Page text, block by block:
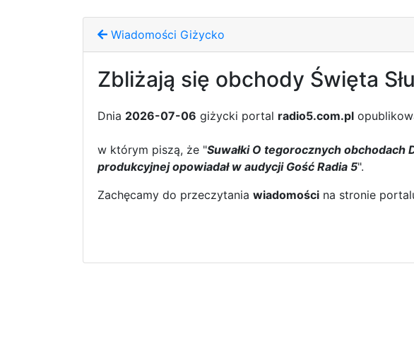
Wiadomości Giżycko
Zbliżają się obchody Święta
Dnia 2026-07-06 giżycki portal radio5.com.pl
w którym piszą, że "Suwałki O tegorocznych obchodach
produkcyjnej opowiadał w audycji Gość Radia 5".
Zachęcamy do przeczytania wiadomości na stronie